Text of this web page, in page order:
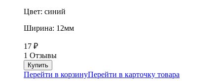
Цвет: синий
Ширина: 12мм
17 ₽
1 Отзывы
Перейти в корзинуПерейти в карточку товара